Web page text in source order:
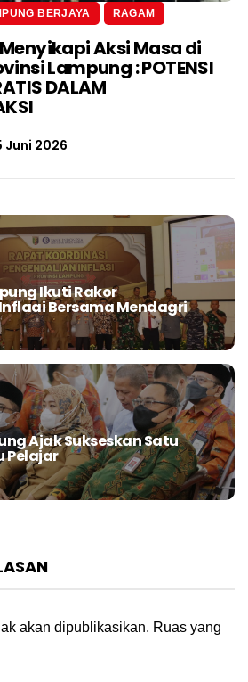
BERJAYA RAGAM
Menyikapi Aksi Masa di
Lampung : POTENSI
DALAM
Juni 2026
Ikuti Rakor
Bersama Mendagri
Ajak Sukseskan Satu
Pelajar
akan dipublikasikan. Ruas yang